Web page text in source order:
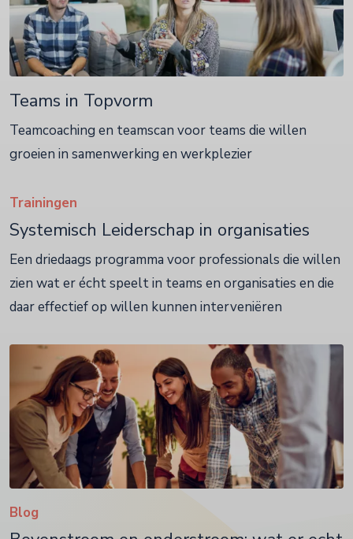
Teams in Topvorm
Teamcoaching en teamscan voor teams die willen
groeien in samenwerking en werkplezier
Trainingen
Systemisch Leiderschap in organisaties
Een driedaags programma voor professionals die willen
zien wat er écht speelt in teams en organisaties en die
daar effectief op willen kunnen interveniëren
Blog